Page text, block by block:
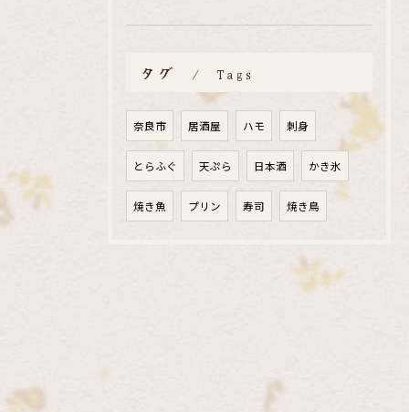
タグ Tags
奈良市 居酒屋 ハモ 刺身
とらふぐ 天ぷら 日本酒 かき氷
焼き魚 プリン 寿司 焼き鳥